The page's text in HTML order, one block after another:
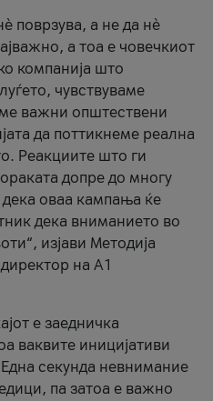
поврзува, а не да нè
а тоа е човечкиот
компанија што
чувствуваме
важни општествени
да поттикнеме реална
Реакциите што ги
допре до многу
оваа кампања ќе
дека вниманието во
изјави Методија
на А1
е заедничка
ваквите иницијативи
секунда невнимание
па затоа е важно